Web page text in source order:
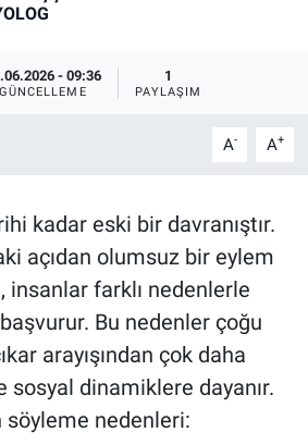
- 09:36
GÜNCELLEME
1
PAYLAŞIM
A- A+
kadar eski bir davranıştır.
açıdan olumsuz bir eylem
insanlar farklı nedenlerle
Bu nedenler çoğu
arayışından çok daha
sosyal dinamiklere dayanır.
söyleme nedenleri: